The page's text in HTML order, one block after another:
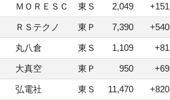
ＭＯＲＥＳＣ 東Ｓ 2,049 +151
ＲＳテクノ 東Ｐ 7,390 +540
丸八倉 東Ｓ 1,109 +81
大真空 東Ｐ 950 +69
弘電社 東Ｓ 11,470 +820